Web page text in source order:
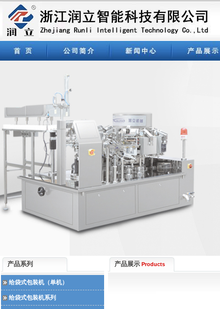
产品系列
给袋式包装机（单机）
给袋式包装机系列
产品展示 Products